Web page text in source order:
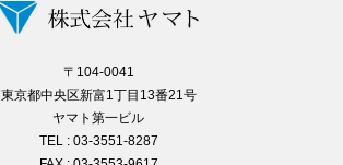
〒104-0041
東京都中央区新富1丁目13番21号
ヤマト第一ビル
TEL : 03-3551-8287